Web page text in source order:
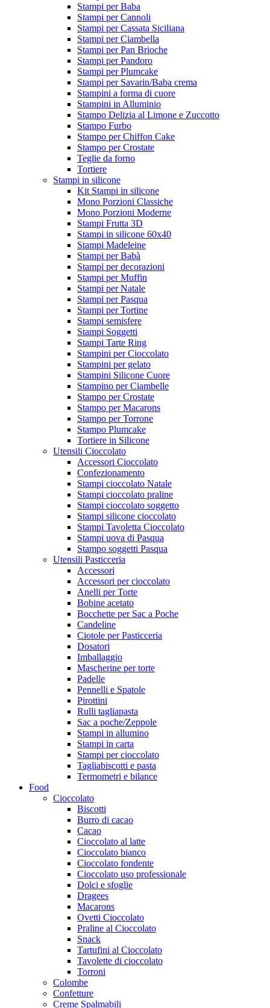
Stampi per Baba
Stampi per Cannoli
Stampi per Cassata Siciliana
Stampi per Ciambella
Stampi per Pan Brioche
Stampi per Pandoro
Stampi per Plumcake
Stampi per Savarin/Baba crema
Stampini a forma di cuore
Stampini in Alluminio
Stampo Delizia al Limone e Zuccotto
Stampo Furbo
Stampo per Chiffon Cake
Stampo per Crostate
Teglie da forno
Tortiere
Stampi in silicone
Kit Stampi in silicone
Mono Porzioni Classiche
Mono Porzioni Moderne
Stampi Frutta 3D
Stampi in silicone 60x40
Stampi Madeleine
Stampi per Babà
Stampi per decorazioni
Stampi per Muffin
Stampi per Natale
Stampi per Pasqua
Stampi per Tortine
Stampi semisfere
Stampi Soggetti
Stampi Tarte Ring
Stampini per Cioccolato
Stampini per gelato
Stampini Silicone Cuore
Stampino per Ciambelle
Stampo per Crostate
Stampo per Macarons
Stampo per Torrone
Stampo Plumcake
Tortiere in Silicone
Utensili Cioccolato
Accessori Cioccolato
Confezionamento
Stampi cioccolato Natale
Stampi cioccolato praline
Stampi cioccolato soggetto
Stampi silicone cioccolato
Stampi Tavoletta Cioccolato
Stampi uova di Pasqua
Stampo soggetti Pasqua
Utensili Pasticceria
Accessori
Accessori per cioccolato
Anelli per Torte
Bobine acetato
Bocchette per Sac a Poche
Candeline
Ciotole per Pasticceria
Dosatori
Imballaggio
Mascherine per torte
Padelle
Pennelli e Spatole
Pirottini
Rulli tagliapasta
Sac a poche/Zeppole
Stampi in allumino
Stampi in carta
Stampi per cioccolato
Tagliabiscotti e pasta
Termometri e bilance
Food
Cioccolato
Biscotti
Burro di cacao
Cacao
Cioccolato al latte
Cioccolato bianco
Cioccolato fondente
Cioccolato uso professionale
Dolci e sfoglie
Dragees
Macarons
Ovetti Cioccolato
Praline al Cioccolato
Snack
Tartufini al Cioccolato
Tavolette di cioccolato
Torroni
Colombe
Confetture
Creme Spalmabili